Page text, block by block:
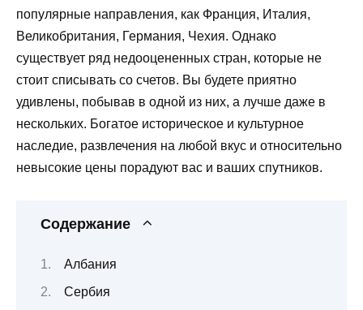
популярные направления, как Франция, Италия,
Великобритания, Германия, Чехия. Однако
существует ряд недооцененных стран, которые не
стоит списывать со счетов. Вы будете приятно
удивлены, побывав в одной из них, а лучше даже в
нескольких. Богатое историческое и культурное
наследие, развлечения на любой вкус и относительно
невысокие цены порадуют вас и ваших спутников.
Содержание
Албания
Сербия